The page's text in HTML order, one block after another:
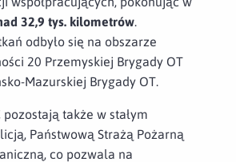
32,9 tys. kilometrów
odbyło się na obszarze
20 Przemyskiej Brygady OT
Mazurskiej Brygady OT.
pozostają także w stałym
Państwową Strażą Pożarną
co pozwala na